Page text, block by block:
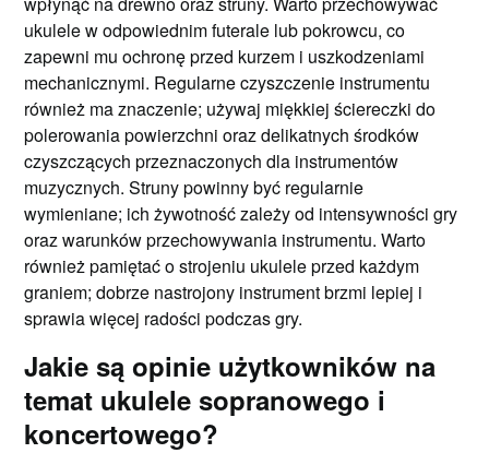
ukulele w odpowiednim futerale lub pokrowcu, co
zapewni mu ochronę przed kurzem i uszkodzeniami
mechanicznymi. Regularne czyszczenie instrumentu
również ma znaczenie; używaj miękkiej ściereczki do
polerowania powierzchni oraz delikatnych środków
czyszczących przeznaczonych dla instrumentów
muzycznych. Struny powinny być regularnie
wymieniane; ich żywotność zależy od intensywności gry
oraz warunków przechowywania instrumentu. Warto
również pamiętać o strojeniu ukulele przed każdym
graniem; dobrze nastrojony instrument brzmi lepiej i
sprawia więcej radości podczas gry.
Jakie są opinie użytkowników na
temat ukulele sopranowego i
koncertowego?